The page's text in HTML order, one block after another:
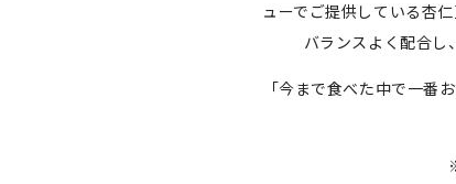
ューでご提供している杏
バランスよく配合し
「今まで食べた中で一番